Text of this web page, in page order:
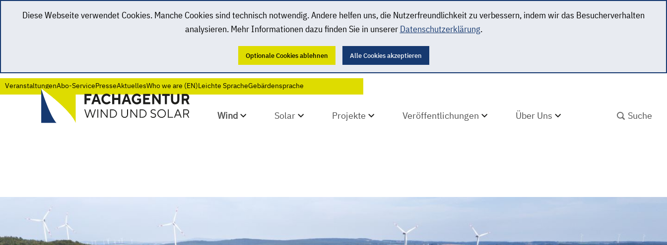
Diese Webseite verwendet Cookies. Manche Cookies sind technisch notwendig. Andere helfen uns, die Nutzerfreundlichkeit zu verbessern, indem wir das Besucherverhalten
analysieren. Mehr Informationen dazu finden Sie in unserer Datenschutzerklärung.
Optionale Cookies ablehnen Alle Cookies akzeptieren
VeranstaltungenAbo-ServicePresseAktuellesWho we are (EN)Leichte SpracheGebärdensprache
Wind Solar Projekte Veröffentlichungen Über Uns